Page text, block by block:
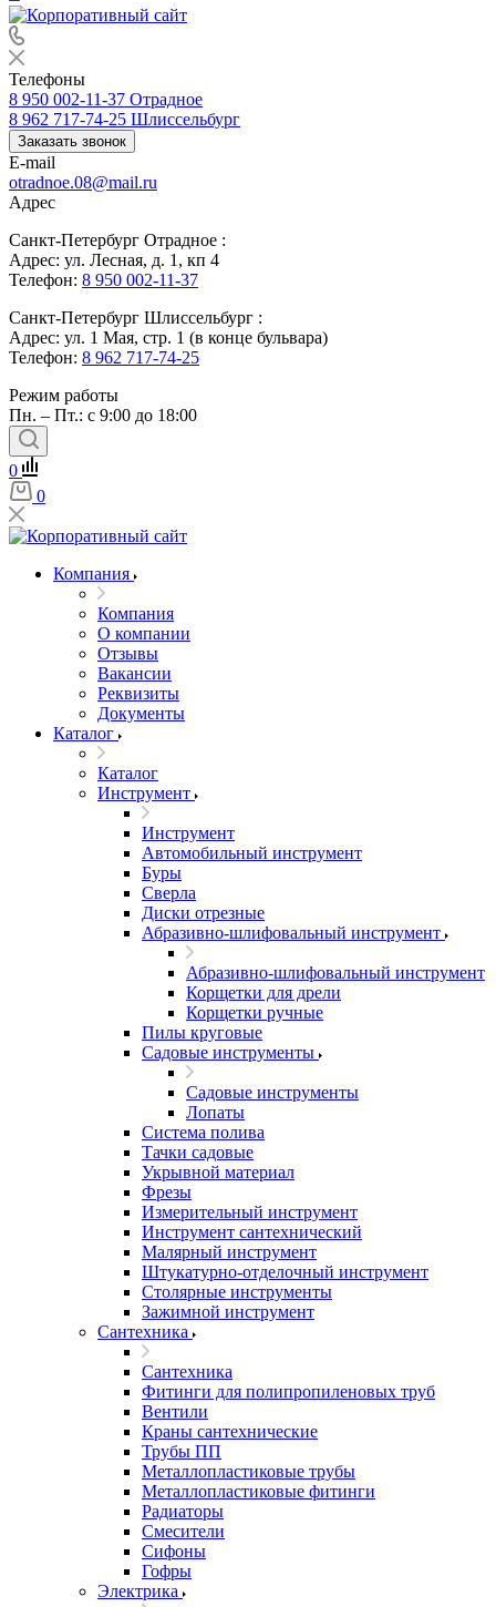
Телефоны
8 950 002-11-37 Отрадное
8 962 717-74-25 Шлиссельбург
Заказать звонок
E-mail
otradnoe.08@mail.ru
Адрес
Санкт-Петербург Отрадное :
Адрес: ул. Лесная, д. 1, кп 4
Телефон: 8 950 002-11-37
Санкт-Петербург Шлиссельбург :
Адрес: ул. 1 Мая, стр. 1 (в конце бульвара)
Телефон: 8 962 717-74-25
Режим работы
Пн. – Пт.: с 9:00 до 18:00
0
0
Компания
Компания
О компании
Отзывы
Вакансии
Реквизиты
Документы
Каталог
Каталог
Инструмент
Инструмент
Автомобильный инструмент
Буры
Сверла
Диски отрезные
Абразивно-шлифовальный инструмент
Абразивно-шлифовальный инструмент
Корщетки для дрели
Корщетки ручные
Пилы круговые
Садовые инструменты
Садовые инструменты
Лопаты
Система полива
Тачки садовые
Укрывной материал
Фрезы
Измерительный инструмент
Инструмент сантехнический
Малярный инструмент
Штукатурно-отделочный инструмент
Cтолярные инструменты
Зажимной инструмент
Сантехника
Сантехника
Фитинги для полипропиленовых труб
Вентили
Краны сантехнические
Трубы ПП
Металлопластиковые трубы
Металлопластиковые фитинги
Радиаторы
Смесители
Сифоны
Гофры
Электрика